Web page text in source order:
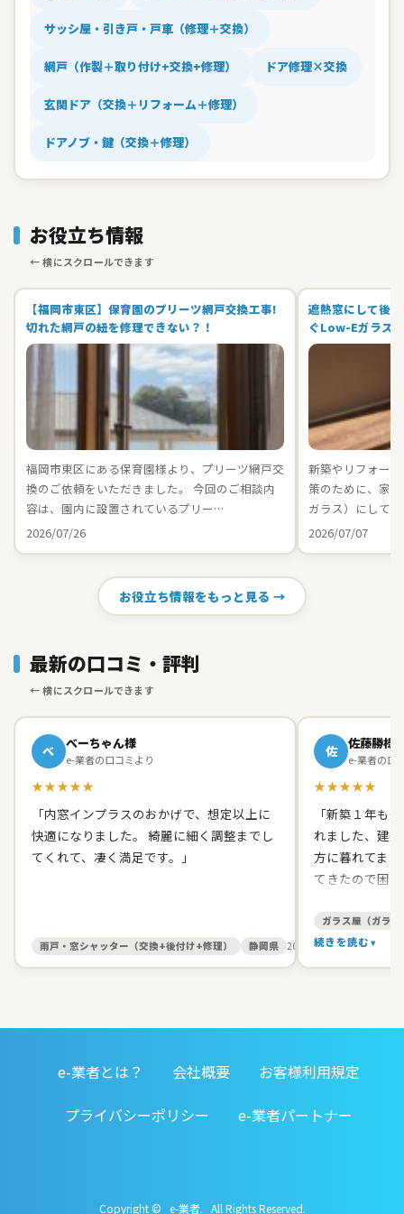
サッシ屋・引き戸・戸車（修理＋交換）
網戸（作製＋取り付け+交換+修理） ドア修理×交換
玄関ドア（交換＋リフォーム＋修理）
ドアノブ・鍵（交換＋修理）
お役立ち情報
【福岡市東区】保育園のプリーツ網戸交換工事!
切れた網戸の紐を修理できない？！
福岡市東区にある保育園様より、プリーツ網戸交
換のご依頼をいただきました。 今回のご相談内
容は、園内に設置されているプリー…
2026/07/26
遮熱窓にして後
ぐLow-Eガラス
新築やリフォー
策のために、家
ガラス）にして
2026/07/07
お役立ち情報をもっと見る →
最新の口コミ・評判
べ べーちゃん様
e-業者の口コミより
★★★★★
「内窓インプラスのおかげで、想定以上に
快適になりました。 綺麗に細く調整までし
てくれて、凄く満足です。」
雨戸・窓シャッター（交換+後付け+修理） 静岡県 2026/05/27
佐 佐藤勝様
e-業者の口
★★★★★
「新築１年も
れました、建
方に暮れてま
てきたので困
た。 有償でし
て、バッチリ
す。 信頼出来
ました。開け
務店みたいに
対応してくれ
ガラス屋（ガラ
続きを読む
e-業者とは？ 会社概要
お客様利用規定
プライバシーポリシー
e-業者パートナー
Copyright © e-業者. All Rights Reserved.